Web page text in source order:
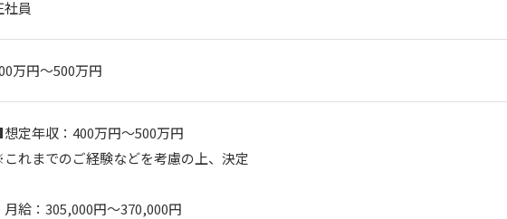
社員
万円〜500万円
定年収：400万円～500万円
れまでのご経験などを考慮の上、決定
月給：305,000円～370,000円